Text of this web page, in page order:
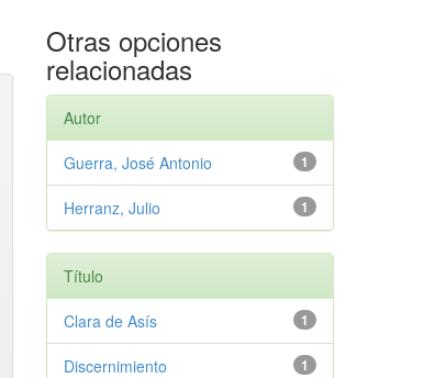
Otras opciones
relacionadas
Autor
1
Guerra, José Antonio
1
Herranz, Julio
Título
1
Clara de Asís
1
Discernimiento